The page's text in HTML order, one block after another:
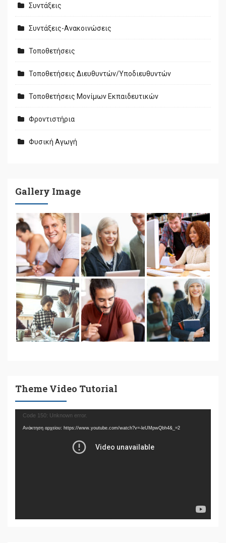
Συντάξεις
Συντάξεις-Ανακοινώσεις
Τοποθετήσεις
Τοποθετήσεις Διευθυντών/Υποδιευθυντών
Τοποθετήσεις Μονίμων Εκπαιδευτικών
Φροντιστήρια
Φυσική Αγωγή
Gallery Image
Theme Video Tutorial
Πρόγραμμα
Αναπαραγωγής
Code 150: Unknown error.
Ανάκτηση αρχείου: https://www.youtube.com/watch?v=-leUMpwQbh4&_=2